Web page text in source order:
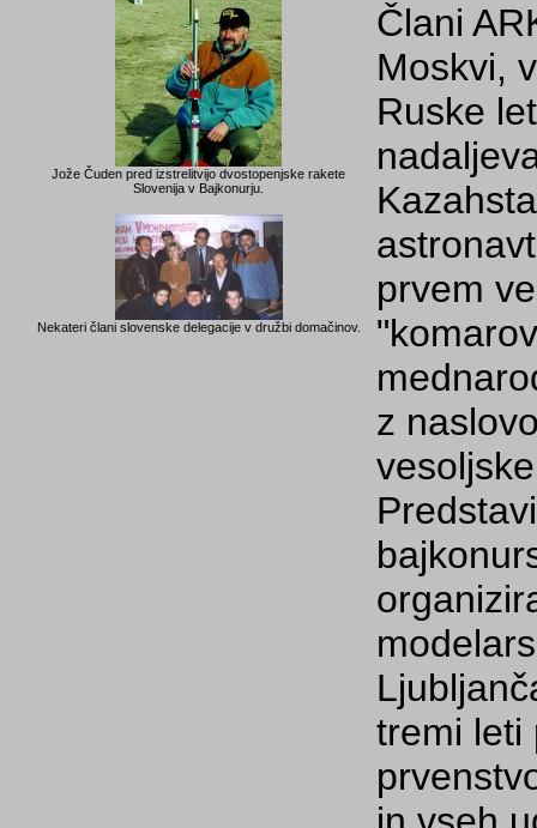
Jože Čuden pred izstrelitvijo dvostopenjske rakete
Slovenija v Bajkonurju.
Nekateri člani slovenske delegacije v družbi domačinov.
Člani
Moskvi,
Ruske
prvem
z
tremi leti